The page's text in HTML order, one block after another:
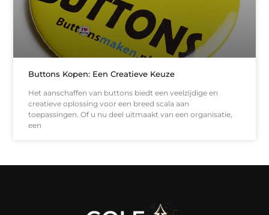
Buttons Kopen: Een Creatieve Keuze
Het aanschaffen van buttons biedt een veelzijdige en
creatieve oplossing voor een breed scala aan
toepassingen. Of u nu deel uitmaakt van een organisatie,
een